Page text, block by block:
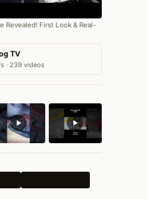
Revealed! First Look & Real-
TV
· 239 videos